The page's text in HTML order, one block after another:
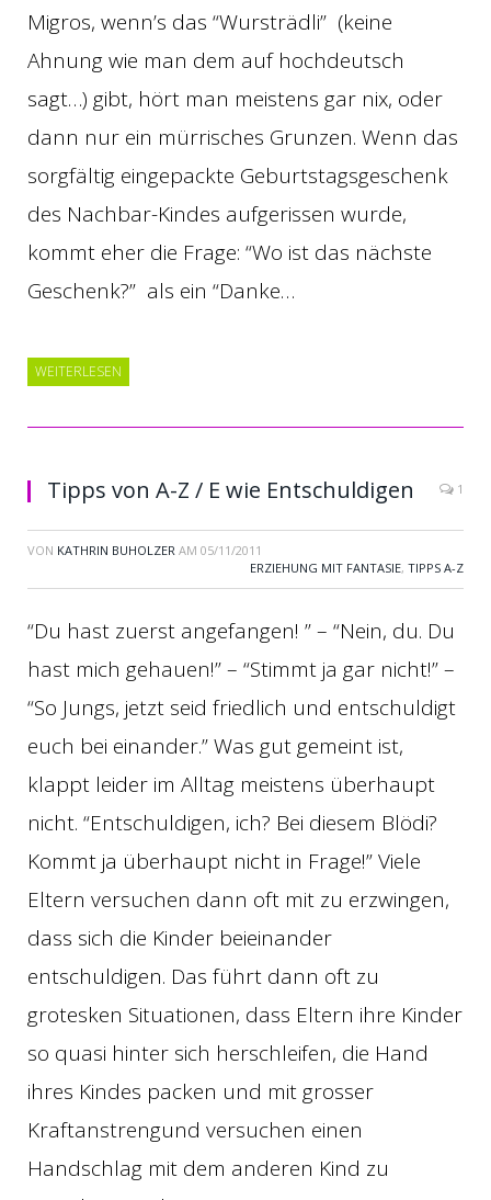
Migros, wenn’s das “Wursträdli” (keine
Ahnung wie man dem auf hochdeutsch
sagt…) gibt, hört man meistens gar nix, oder
dann nur ein mürrisches Grunzen. Wenn das
sorgfältig eingepackte Geburtstagsgeschenk
des Nachbar-Kindes aufgerissen wurde,
kommt eher die Frage: “Wo ist das nächste
Geschenk?” als ein “Danke…
WEITERLESEN
Tipps von A-Z / E wie Entschuldigen 1
VON KATHRIN BUHOLZER AM 05/11/2011
ERZIEHUNG MIT FANTASIE, TIPPS A-Z
“Du hast zuerst angefangen! ” – “Nein, du. Du
hast mich gehauen!” – “Stimmt ja gar nicht!” –
“So Jungs, jetzt seid friedlich und entschuldigt
euch bei einander.” Was gut gemeint ist,
klappt leider im Alltag meistens überhaupt
nicht. “Entschuldigen, ich? Bei diesem Blödi?
Kommt ja überhaupt nicht in Frage!” Viele
Eltern versuchen dann oft mit zu erzwingen,
dass sich die Kinder beieinander
entschuldigen. Das führt dann oft zu
grotesken Situationen, dass Eltern ihre Kinder
so quasi hinter sich herschleifen, die Hand
ihres Kindes packen und mit grosser
Kraftanstrengund versuchen einen
Handschlag mit dem anderen Kind zu